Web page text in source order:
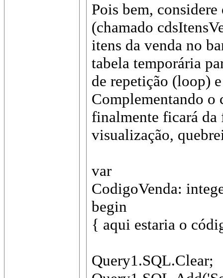
Pois bem,
(chamado
itens da venda no
tabela temporária
de repetição (loop)
Complementando o
finalmente ficará
visualização,
var
CodigoVenda:
begin
{ aqui estaria o
Query1.SQL.Clear;